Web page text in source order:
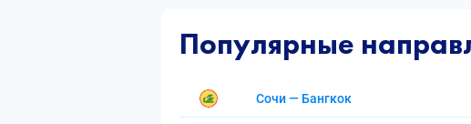
Популярные
Сочи — Бангкок